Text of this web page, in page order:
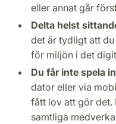
eller annat går
Delta helst
det är tydligt att
för miljön i det
Du får inte spela
dator eller via
fått lov att gör det.
samtliga